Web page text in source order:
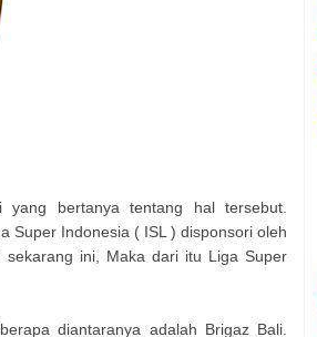
bertanya tentang hal tersebut.
Super Indonesia ( ISL ) disponsori oleh
ini, Maka dari itu Liga Super
diantaranya adalah Brigaz Bali.